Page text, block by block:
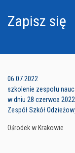
Zapisz się
06.07.2022
szkolenie zespołu
w dniu 28 czerwca 2022
Zespół Szkół
Ośrodek w Krakowie